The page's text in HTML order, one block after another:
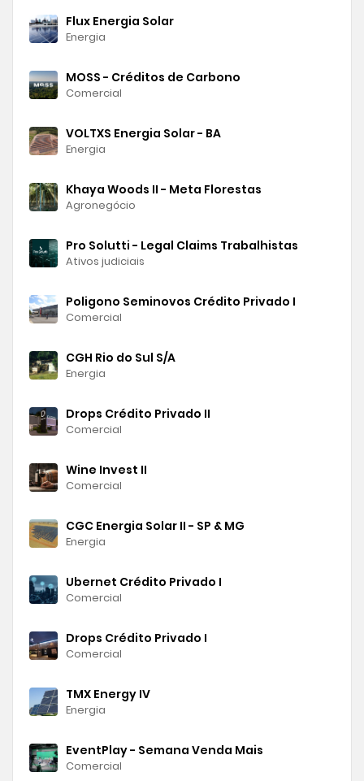
Flux Energia Solar
Energia
MOSS - Créditos de Carbono
Comercial
VOLTXS Energia Solar - BA
Energia
Khaya Woods II - Meta Florestas
Agronegócio
Pro Solutti - Legal Claims Trabalhistas
Ativos judiciais
Poligono Seminovos Crédito Privado I
Comercial
CGH Rio do Sul S/A
Energia
Drops Crédito Privado II
Comercial
Wine Invest II
Comercial
CGC Energia Solar II - SP & MG
Energia
Ubernet Crédito Privado I
Comercial
Drops Crédito Privado I
Comercial
TMX Energy IV
Energia
EventPlay - Semana Venda Mais
Comercial